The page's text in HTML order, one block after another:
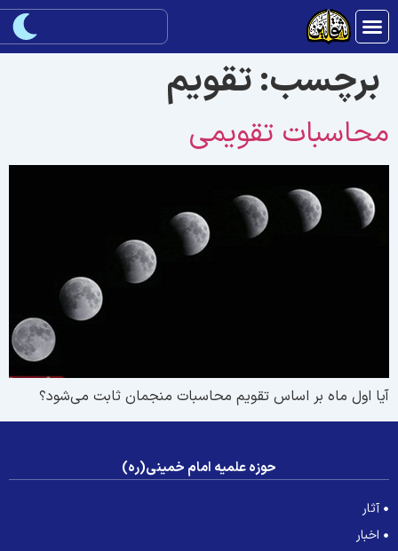
برچسب:تقويم
تقويمى
اول ماه بر اساس تقويم محاسبات منجمان ثابت مى‌شود؟
حوزه علمیه امام خمینی(ره)
آثار
اخبار